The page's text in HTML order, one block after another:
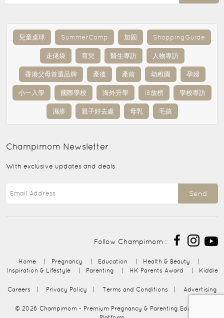
兒童桌球 SummerCamp 加固 ShoppingGuide
走佬袋 育兒 醫生專訪 人物專訪
香港父母首選品牌 產後 產前 幼稚園 孕婦
小一入學 國際學校 海外升學 IB放榜 學校專訪
濕疹 親子好去處 母乳 毛孩
Champimom Newsletter
With exclusive updates and deals
Send
Follow Champimom :
Home | Pregnancy | Education | Health & Beauty
|
Inspiration & Lifestyle
| Parenting | HK Parents Award | Kiddie
Careers | Privacy Policy | Terms and Conditions | Advertising
© 2026 Champimom - Premium Pregnancy & Parenting Education